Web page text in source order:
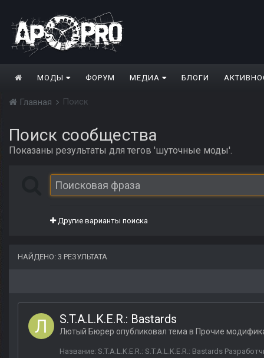
МОДЫ ФОРУМ МЕДИА БЛОГИ
Главная Поиск
Поиск сообщества
Показаны результаты для тегов 'шуточные моды'.
Другие варианты поиска
НАЙДЕНО: 3 РЕЗУЛЬТАТА
S.T.A.L.K.E.R.: Ваstаrds
Лютый Бюрер опубликовал тема в Прочие
Название: S.T.A.L.K.E.R.: S.T.A.L.K.E.R.: Ваstаrds